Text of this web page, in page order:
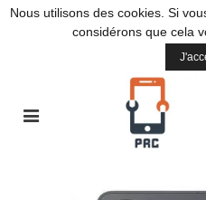
Nous utilisons des cookies. Si
considérons que cela